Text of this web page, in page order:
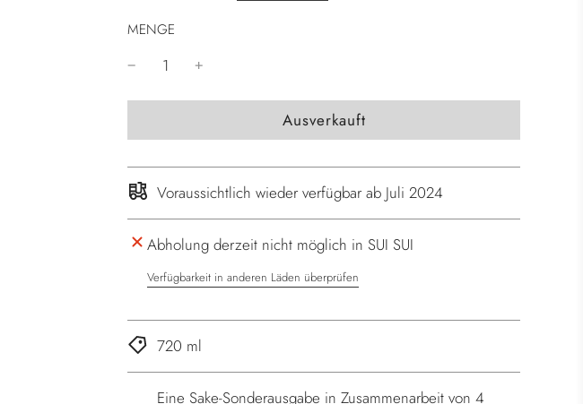
MENGE
W
i
r
d
g
e
l
a
d
.
.
Ausverkauft
Voraussichtlich wieder verfügbar ab Juli 2024
Abholung derzeit nicht möglich in SUI SUI
Verfügbarkeit in anderen Läden überprüfen
720 ml
Eine Sake-Sonderausgabe in Zusammenarbeit von 4